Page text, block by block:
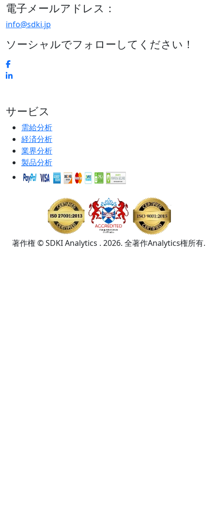
電子メールアドレス：
info@sdki.jp
ソーシャルでフォローしてください！
サービス
需給分析
経済分析
業界分析
製品分析
著作権 © SDKI Analytics . 2026. 全著作Analytics権所有.